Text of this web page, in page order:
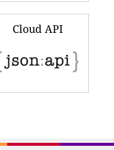
Cloud API